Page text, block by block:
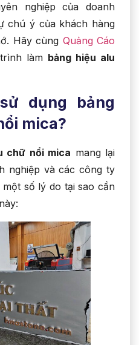
nghiệp của doanh
chú ý của khách hàng
Hãy cùng Quảng Cáo
làm bảng hiệu alu
dụng bảng
mica?
chữ nổi mica mang lại
nghiệp và các công ty
số lý do tại sao cần